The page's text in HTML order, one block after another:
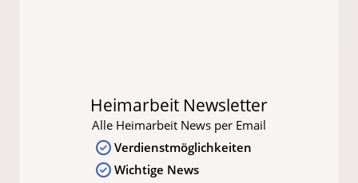
Heimarbeit Newsletter
Alle Heimarbeit News per Email
Verdienstmöglichkeiten
Wichtige News